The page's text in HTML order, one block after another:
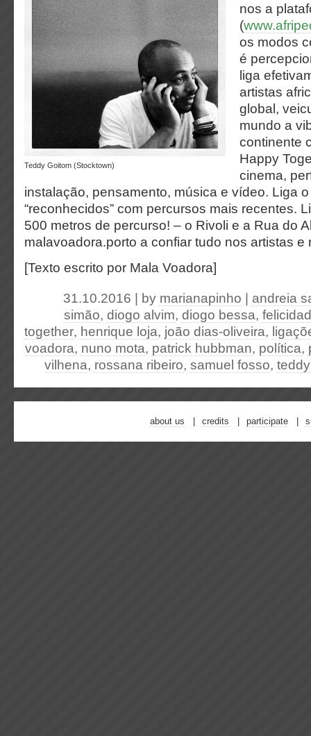
Teddy Goitom (Stocktown)
nos a
(
os modos
é
liga
artistas
global,
mundo a
continente
Happy
cinema,
instalação, pensamento, música e vídeo. Liga
“reconhecidos” com percursos mais recentes.
500 metros de percurso! – o Rivoli e a Rua do
malavoadora.porto a confiar tudo nos artistas e
[Texto escrito por Mala Voadora]
31.10.2016 | by marianapinho
andreia
simão, diogo alvim, diogo bessa,
together, henrique loja, joão dias-oliveira,
voadora, nuno mota, patrick hubbman, política,
vilhena, rossana ribeiro, samuel fosso,
about us credits participate